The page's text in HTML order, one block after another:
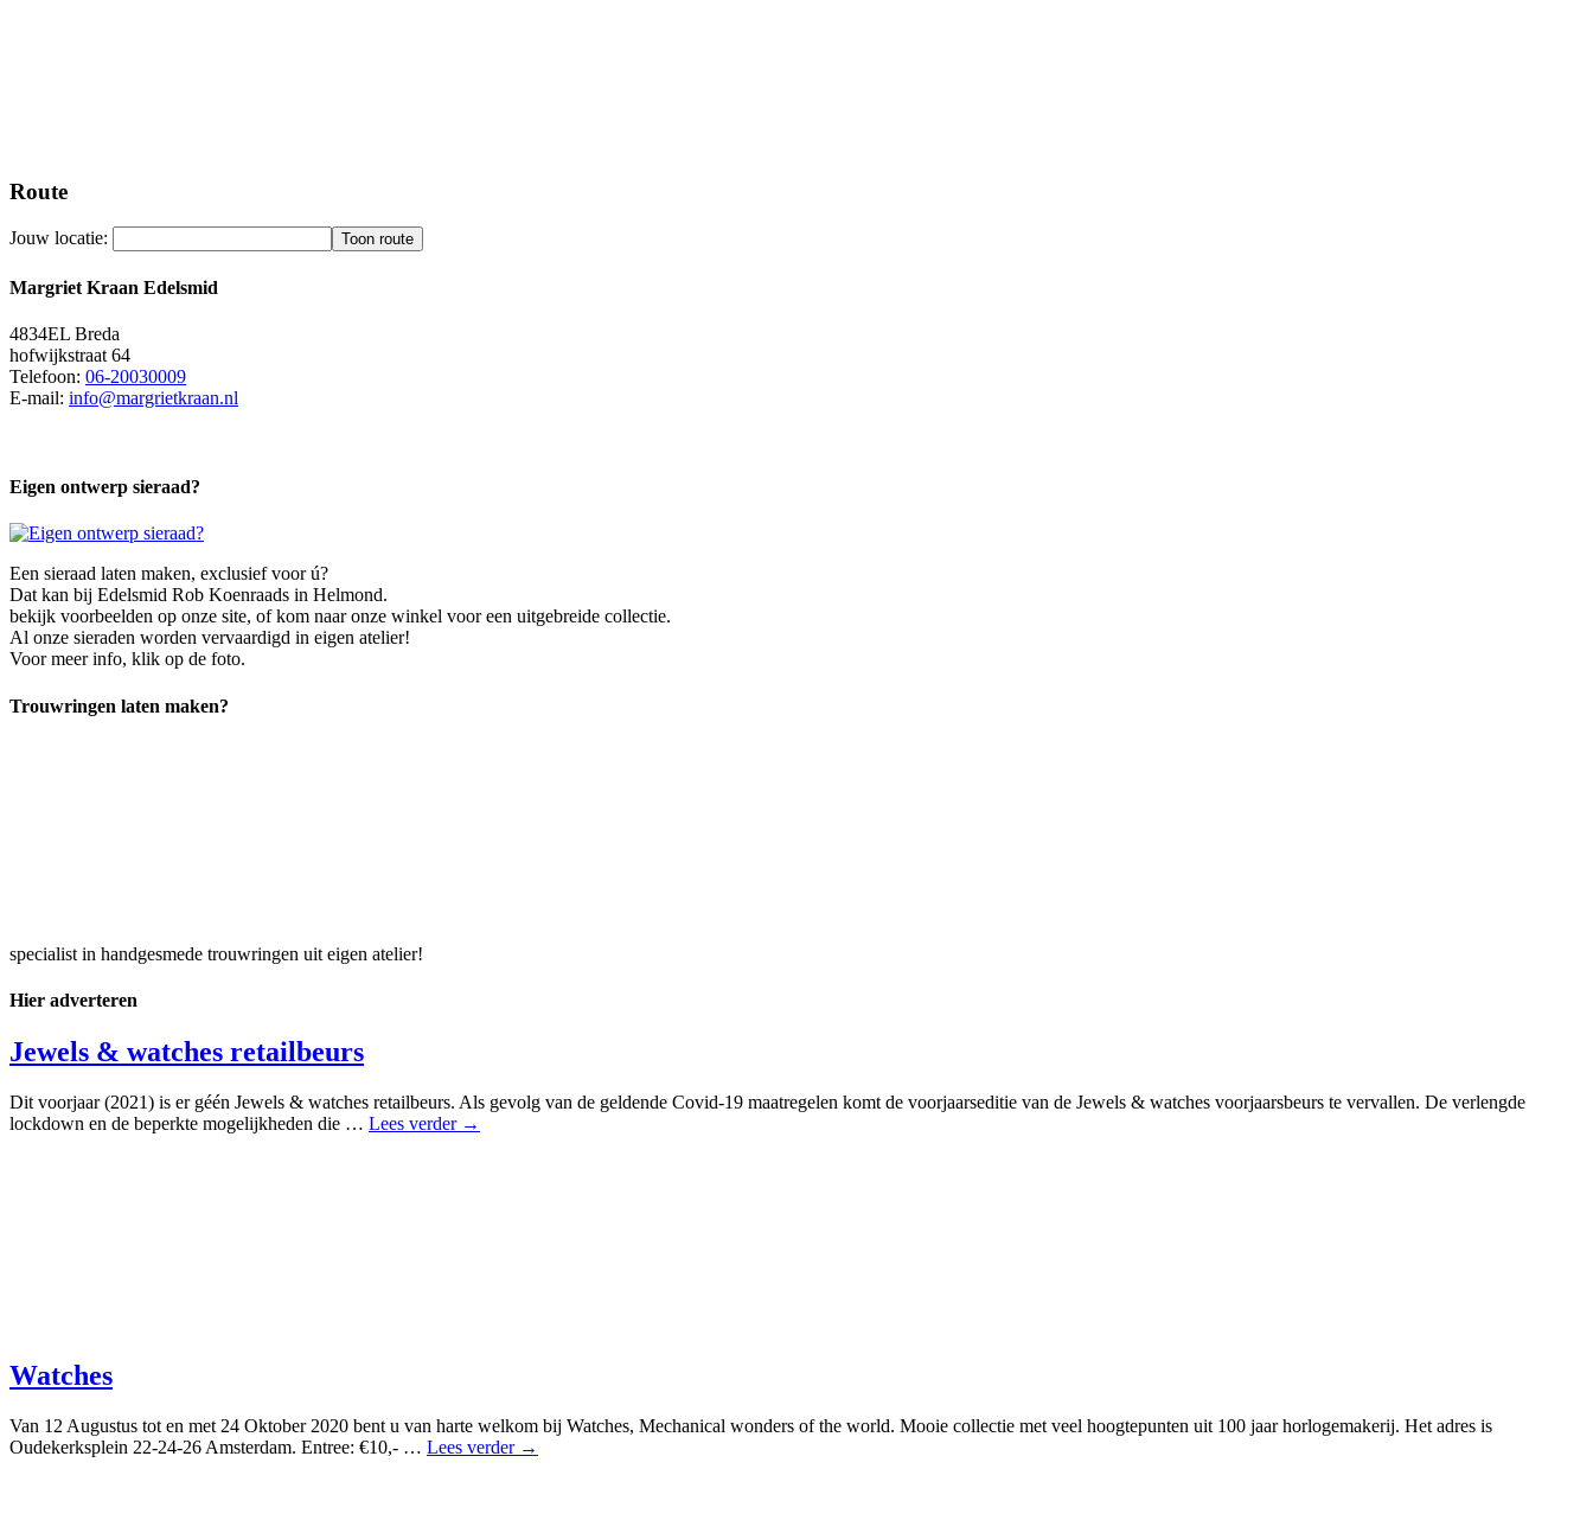
Route
Jouw locatie:
Margriet Kraan Edelsmid
4834EL Breda
hofwijkstraat 64
Telefoon: 06-20030009
E-mail: info@margrietkraan.nl
Eigen ontwerp sieraad?
Een sieraad laten maken, exclusief voor ú?
Dat kan bij Edelsmid Rob Koenraads in Helmond.
bekijk voorbeelden op onze site, of kom naar onze winkel voor een uitgebreide collectie.
Al onze sieraden worden vervaardigd in eigen atelier!
Voor meer info, klik op de foto.
Trouwringen laten maken?
specialist in handgesmede trouwringen uit eigen atelier!
Hier adverteren
Jewels & watches retailbeurs
Dit voorjaar (2021) is er géén Jewels & watches retailbeurs. Als gevolg van de geldende Covid-19 maatregelen komt de voorjaarseditie van de Jewels & watches voorjaarsbeurs te vervallen. De verlengde
lockdown en de beperkte mogelijkheden die … Lees verder →
Watches
Van 12 Augustus tot en met 24 Oktober 2020 bent u van harte welkom bij Watches, Mechanical wonders of the world. Mooie collectie met veel hoogtepunten uit 100 jaar horlogemakerij. Het adres is
Oudekerksplein 22-24-26 Amsterdam. Entree: €10,- … Lees verder →